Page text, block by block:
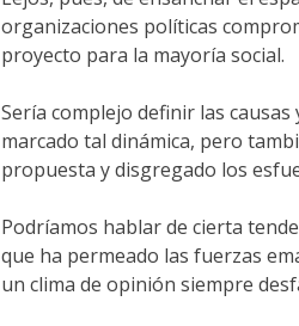
organizaciones políticas
proyecto para la mayoría social.
Sería complejo definir las
marcado tal dinámica, pero
propuesta y disgregado los
Podríamos hablar de cierta
que ha permeado las fuerzas
un clima de opinión siempre